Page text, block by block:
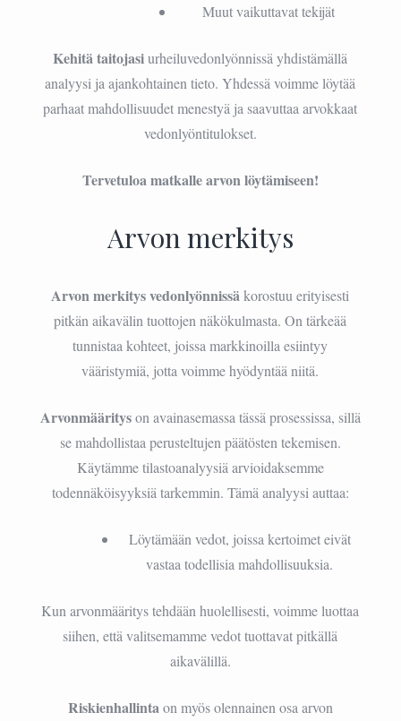
Muut vaikuttavat tekijät
Kehitä taitojasiurheiluvedonlyönnissä yhdistämällä
analyysi ja ajankohtainen tieto. Yhdessä voimme löytää
parhaat mahdollisuudet menestyä ja saavuttaa arvokkaat
vedonlyöntitulokset.
Tervetuloa matkalle arvon löytämiseen!
Arvon merkitys
Arvon merkitys vedonlyönnissäkorostuu erityisesti
pitkän aikavälin tuottojen näkökulmasta. On tärkeää
tunnistaa kohteet, joissa markkinoilla esiintyy
vääristymiä, jotta voimme hyödyntää niitä.
Arvonmäärityson avainasemassa tässä prosessissa, sillä
se mahdollistaa perusteltujen päätösten tekemisen.
Käytämme tilastoanalyysiä arvioidaksemme
todennäköisyyksiä tarkemmin. Tämä analyysi auttaa:
Löytämään vedot, joissa kertoimet eivät
vastaa todellisia mahdollisuuksia.
Kun arvonmääritys tehdään huolellisesti, voimme luottaa
siihen, että valitsemamme vedot tuottavat pitkällä
aikavälillä.
Riskienhallintaon myös olennainen osa arvon